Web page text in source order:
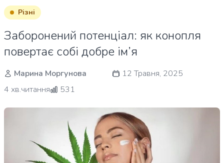
Різні
Заборонений потенціал: як конопля
повертає собі добре ім’я
Марина Моргунова
12 Травня, 2025
4 хв.читання
531